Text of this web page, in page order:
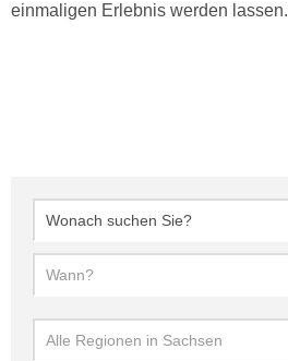
einmaligen Erlebnis werden lassen.
Wann?
Alle Regionen in Sachsen